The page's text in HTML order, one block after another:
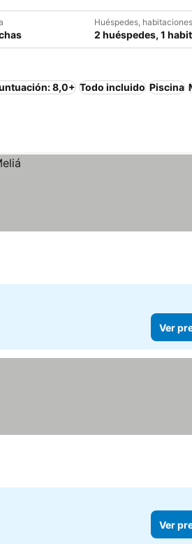
Huéspedes, habitaciones
2 huéspedes, 1
8,0+ Todo incluido Piscina
Ver
Ver